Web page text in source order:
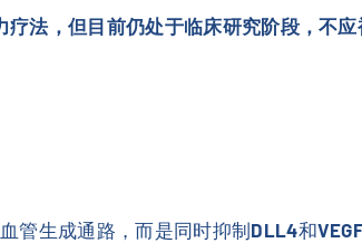
疗法，但目前仍处于临床研究阶段，不
管生成通路，而是同时抑制DLL4和